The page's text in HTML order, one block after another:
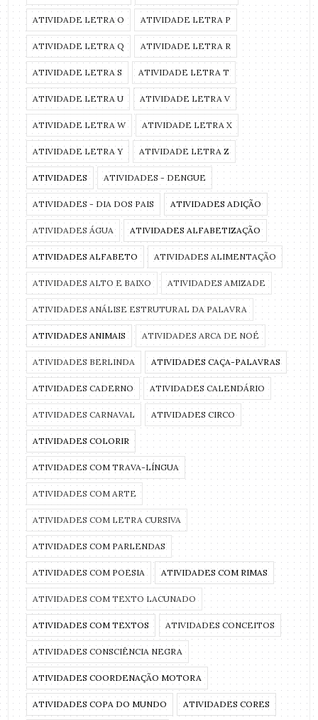
ATIVIDADE LETRA O ATIVIDADE LETRA P
ATIVIDADE LETRA Q ATIVIDADE LETRA R
ATIVIDADE LETRA S ATIVIDADE LETRA T
ATIVIDADE LETRA U ATIVIDADE LETRA V
ATIVIDADE LETRA W ATIVIDADE LETRA X
ATIVIDADE LETRA Y ATIVIDADE LETRA Z
ATIVIDADES ATIVIDADES - DENGUE
ATIVIDADES - DIA DOS PAIS ATIVIDADES ADIÇÃO
ATIVIDADES ÁGUA ATIVIDADES ALFABETIZAÇÃO
ATIVIDADES ALFABETO ATIVIDADES ALIMENTAÇÃO
ATIVIDADES ALTO E BAIXO ATIVIDADES AMIZADE
ATIVIDADES ANÁLISE ESTRUTURAL DA PALAVRA
ATIVIDADES ANIMAIS ATIVIDADES ARCA DE NOÉ
ATIVIDADES BERLINDA ATIVIDADES CAÇA-PALAVRAS
ATIVIDADES CADERNO ATIVIDADES CALENDÁRIO
ATIVIDADES CARNAVAL ATIVIDADES CIRCO
ATIVIDADES COLORIR
ATIVIDADES COM TRAVA-LÍNGUA
ATIVIDADES COM ARTE
ATIVIDADES COM LETRA CURSIVA
ATIVIDADES COM PARLENDAS
ATIVIDADES COM POESIA ATIVIDADES COM RIMAS
ATIVIDADES COM TEXTO LACUNADO
ATIVIDADES COM TEXTOS ATIVIDADES CONCEITOS
ATIVIDADES CONSCIÊNCIA NEGRA
ATIVIDADES COORDENAÇÃO MOTORA
ATIVIDADES COPA DO MUNDO ATIVIDADES CORES